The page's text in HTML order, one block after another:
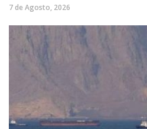
7 de Agosto, 2026